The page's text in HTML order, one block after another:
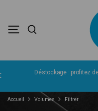
Déstockage : profitez
Accueil Volumes Filtrer